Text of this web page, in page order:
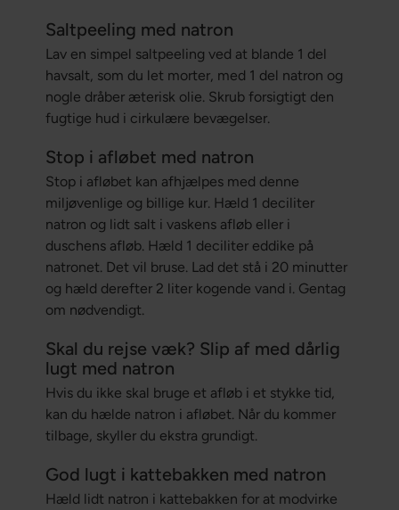
Saltpeeling med natron
Lav en simpel saltpeeling ved at blande 1 del
havsalt, som du let morter, med 1 del natron og
nogle dråber æterisk olie. Skrub forsigtigt den
fugtige hud i cirkulære bevægelser.
Stop i afløbet med natron
Stop i afløbet kan afhjælpes med denne
miljøvenlige og billige kur. Hæld 1 deciliter
natron og lidt salt i vaskens afløb eller i
duschens afløb. Hæld 1 deciliter eddike på
natronet. Det vil bruse. Lad det stå i 20 minutter
og hæld derefter 2 liter kogende vand i. Gentag
om nødvendigt.
Skal du rejse væk? Slip af med dårlig
lugt med natron
Hvis du ikke skal bruge et afløb i et stykke tid,
kan du hælde natron i afløbet. Når du kommer
tilbage, skyller du ekstra grundigt.
God lugt i kattebakken med natron
Hæld lidt natron i kattebakken for at modvirke